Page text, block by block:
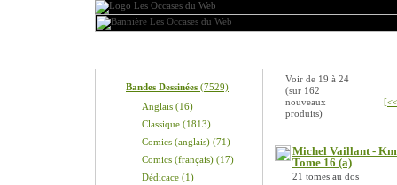
Bandes Dessinées (7529)
Anglais (16)
Classique (1813)
Comics (anglais) (71)
Comics (français) (17)
Dédicace (1)
Voir de 19 à 24
(sur 162
nouveaux
produits)
Michel Vaillant -
Tome 16 (a)
21 tomes au dos